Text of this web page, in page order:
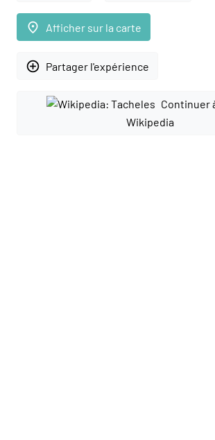
place Afficher sur la carte
add_circle_outline Partager l'expérience
Continuer
Wikipedia